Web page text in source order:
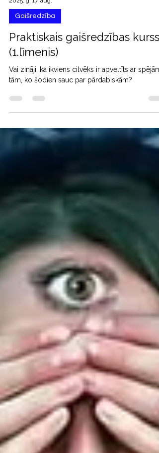
2025. g. 17. aug.
Gaišredzība
Praktiskais gaišredzības kurss
(1.līmenis)
tām, ko šodien sauc par pārdabiskām?